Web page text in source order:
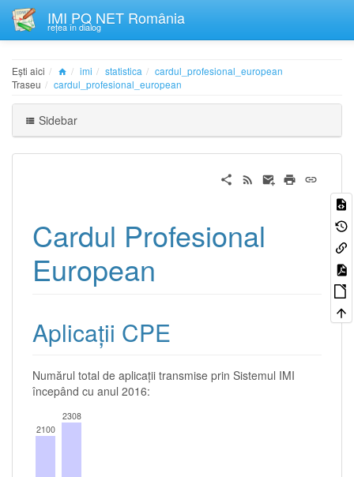
IMI PQ NET România
rețea în dialog
Ești aici imi statistica
cardul_profesional_european
Traseu
cardul_profesional_european
Sidebar
Cardul Profesional
European
Aplicații CPE
Numărul total de aplicații transmise prin Sistemul IMI
începând cu anul 2016:
2100
2308